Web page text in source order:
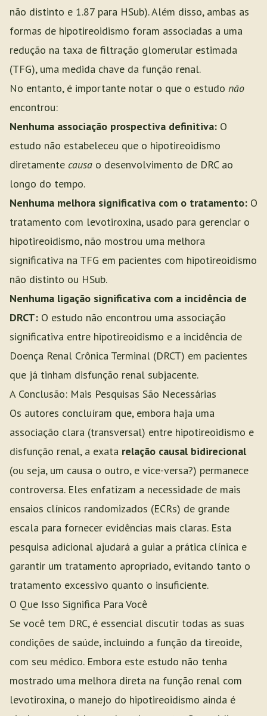
não distinto e 1.87 para HSub). Além disso, ambas as
formas de hipotireoidismo foram associadas a uma
redução na taxa de filtração glomerular estimada
(TFG), uma medida chave da função renal.
No entanto, é importante notar o que o estudo não
encontrou:
Nenhuma associação prospectiva definitiva: O
estudo não estabeleceu que o hipotireoidismo
diretamente causa o desenvolvimento de DRC ao
longo do tempo.
Nenhuma melhora significativa com o tratamento: O
tratamento com levotiroxina, usado para gerenciar o
hipotireoidismo, não mostrou uma melhora
significativa na TFG em pacientes com hipotireoidismo
não distinto ou HSub.
Nenhuma ligação significativa com a incidência de
DRCT: O estudo não encontrou uma associação
significativa entre hipotireoidismo e a incidência de
Doença Renal Crônica Terminal (DRCT) em pacientes
que já tinham disfunção renal subjacente.
A Conclusão: Mais Pesquisas São Necessárias
Os autores concluíram que, embora haja uma
associação clara (transversal) entre hipotireoidismo e
disfunção renal, a exata relação causal bidirecional
(ou seja, um causa o outro, e vice-versa?) permanece
controversa. Eles enfatizam a necessidade de mais
ensaios clínicos randomizados (ECRs) de grande
escala para fornecer evidências mais claras. Esta
pesquisa adicional ajudará a guiar a prática clínica e
garantir um tratamento apropriado, evitando tanto o
tratamento excessivo quanto o insuficiente.
O Que Isso Significa Para Você
Se você tem DRC, é essencial discutir todas as suas
condições de saúde, incluindo a função da tireoide,
com seu médico. Embora este estudo não tenha
mostrado uma melhora direta na função renal com
levotiroxina, o manejo do hipotireoidismo ainda é